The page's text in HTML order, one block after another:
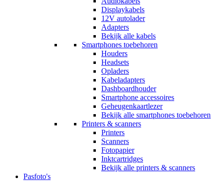
Displaykabels
12V autolader
Adapters
Bekijk alle kabels
Smartphones toebehoren
Houders
Headsets
Opladers
Kabeladapters
Dashboardhouder
Smartphone accessoires
Geheugenkaartlezer
Bekijk alle smartphones toebehoren
Printers & scanners
Printers
Scanners
Fotopapier
Inktcartridges
Bekijk alle printers & scanners
Pasfoto's